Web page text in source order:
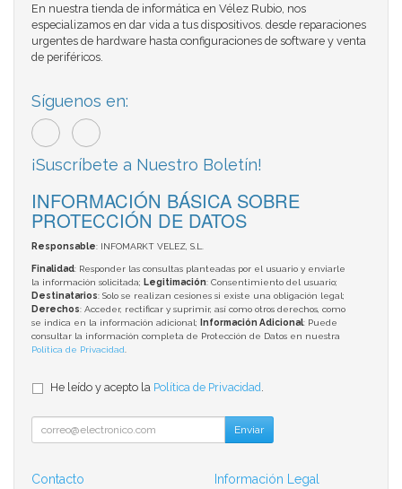
En nuestra tienda de informática en Vélez Rubio, nos
especializamos en dar vida a tus dispositivos. desde reparaciones
urgentes de hardware hasta configuraciones de software y venta
de periféricos.
Síguenos en:
¡Suscríbete a Nuestro Boletín!
INFORMACIÓN BÁSICA SOBRE
PROTECCIÓN DE DATOS
Responsable: INFOMARKT VELEZ, S.L.
Finalidad: Responder las consultas planteadas por el usuario y enviarle
la información solicitada; Legitimación: Consentimiento del usuario;
Destinatarios: Solo se realizan cesiones si existe una obligación legal;
Derechos: Acceder, rectificar y suprimir, así como otros derechos, como
se indica en la información adicional;
Información Adicional: Puede
consultar la información completa de Protección de Datos en nuestra
Política de Privacidad
He leído y acepto la Política de Privacidad
Enviar
Contacto Información Legal